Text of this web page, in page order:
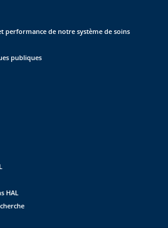
performance de notre système de soins
publiques
HAL